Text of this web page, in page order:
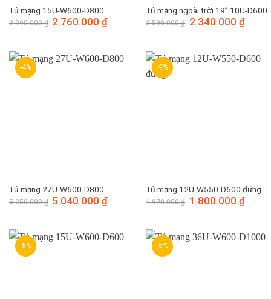
Tủ mạng 15U-W600-D800
2.990.000₫ Giá
gốc
2.760.000₫
2.760.000 ₫.
Tủ mạng ngoài trời 19” 10U-D600
2.590.000₫ Giá
gốc
2.340.000 ₫Giá
-4%
Tủ mạng 27U-W600-D800
5.250.000₫ Giá
gốc
5.040.000₫
5.040.000 ₫.
-9%
Tủ mạng 12U-W550-D600 đứng
1.970.000₫ Giá
gốc
1.800.000 ₫Giá
-6% -5%